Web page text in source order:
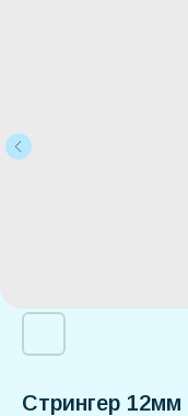
Стрингер